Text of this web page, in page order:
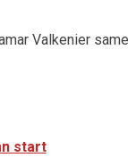
Valkenier
start